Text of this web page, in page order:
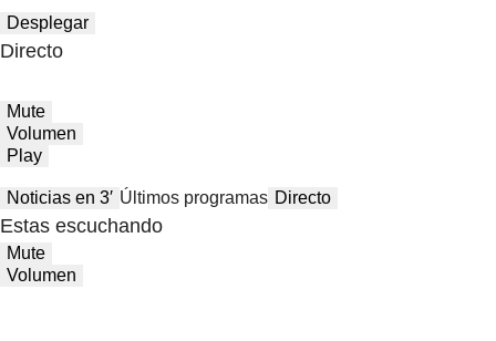
Desplegar
Directo
Mute
Volumen
Play
Noticias en 3′ Últimos programas Directo
Estas escuchando
Mute
Volumen